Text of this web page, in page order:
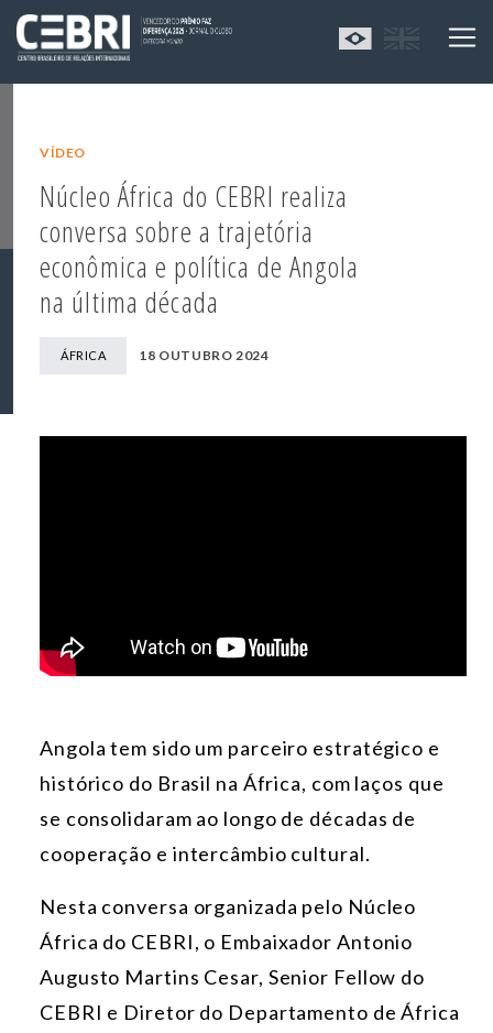
VÍDEO
Núcleo África do CEBRI realiza
conversa sobre a trajetória
econômica e política de Angola
na última década
ÁFRICA 18 OUTUBRO 2024
Angola tem sido um parceiro estratégico e
histórico do Brasil na África, com laços que
se consolidaram ao longo de décadas de
cooperação e intercâmbio cultural.
Nesta conversa organizada pelo Núcleo
África do CEBRI, o Embaixador Antonio
Augusto Martins Cesar, Senior Fellow do
CEBRI e Diretor do Departamento de África